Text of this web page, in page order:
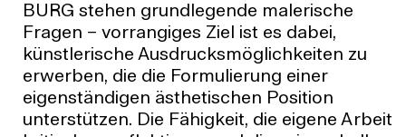
BURG stehen grundlegende malerische
Fragen – vorrangiges Ziel ist es dabei,
künstlerische Ausdrucksmöglichkeiten zu
erwerben, die die Formulierung einer
eigenständigen ästhetischen Position
unterstützen. Die Fähigkeit, die eigene Arbeit